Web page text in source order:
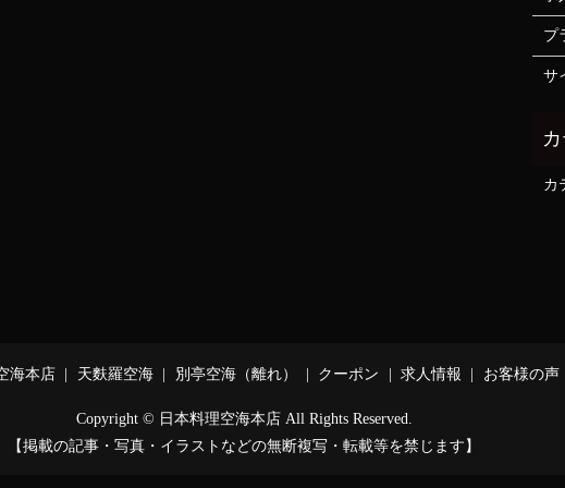
プ
サ
カ
海本店 天麩羅空海 別亭空海（離れ） クーポン 求人情報 お客様の声
Copyright © 日本料理空海本店 All Rights Reserved.
【掲載の記事・写真・イラストなどの無断複写・転載等を禁じます】